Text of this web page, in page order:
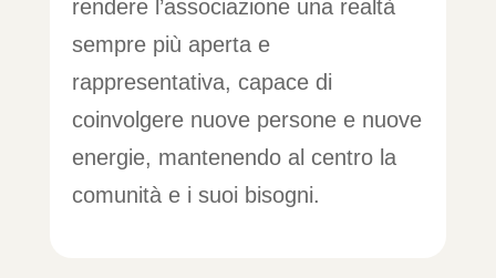
rendere l’associazione una realtà
sempre più aperta e
rappresentativa, capace di
coinvolgere nuove persone e nuove
energie, mantenendo al centro la
comunità e i suoi bisogni.